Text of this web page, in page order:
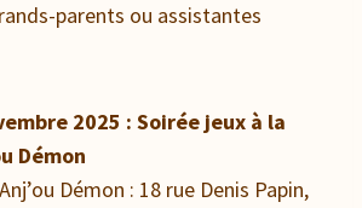
parents ou assistantes
2025 : Soirée jeux à la
Démon
Démon : 18 rue Denis Papin,